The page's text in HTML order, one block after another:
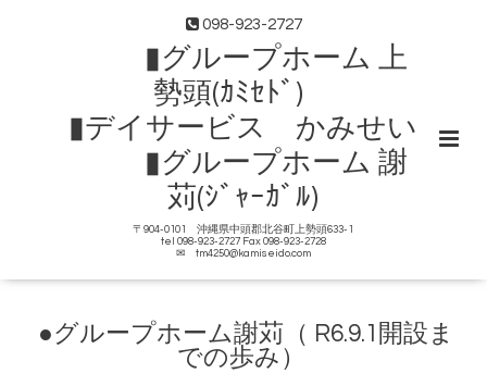
098-923-2727
▮グループホーム 上
勢頭(ｶﾐｾﾄﾞ)
▮デイサービス かみせい
▮グループホーム 謝
苅(ｼﾞｬｰｶﾞﾙ)
〒904-0101 沖縄県中頭郡北谷町上勢頭633-1
tel 098-923-2727 Fax 098-923-2728
✉ tm4250@kamiseido.com
●グループホーム謝苅（ R6.9.1開設ま
での歩み）